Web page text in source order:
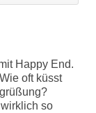
Happy End.
oft küsst
so